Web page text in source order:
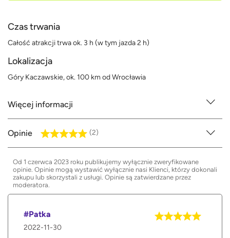
Czas trwania
Całość atrakcji trwa ok. 3 h (w tym jazda 2 h)
Lokalizacja
Góry Kaczawskie, ok. 100 km od Wrocławia
Więcej informacji
Opinie (2)
Od 1 czerwca 2023 roku publikujemy wyłącznie zweryfikowane
opinie. Opinie mogą wystawić wyłącznie nasi Klienci, którzy dokonali
zakupu lub skorzystali z usługi. Opinie są zatwierdzane przez
moderatora.
#Patka
2022-11-30